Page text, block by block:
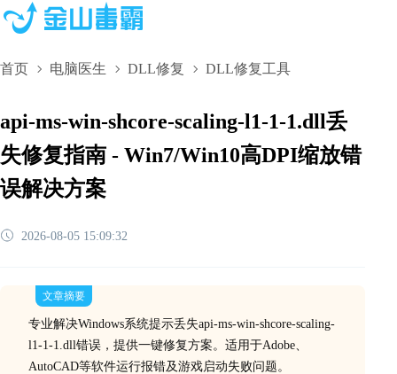
首页 电脑医生 DLL修复 DLL修复工具
api-ms-win-shcore-scaling-l1-1-1.dll丢
失修复指南 - Win7/Win10高DPI缩放错
误解决方案
2026-08-05 15:09:32
文章摘要
专业解决Windows系统提示丢失api-ms-win-shcore-scaling-
l1-1-1.dll错误，提供一键修复方案。适用于Adobe、
AutoCAD等软件运行报错及游戏启动失败问题。